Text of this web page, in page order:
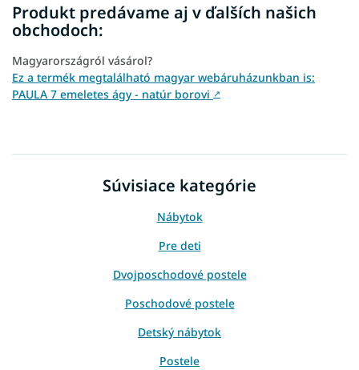
Produkt predávame aj v ďalších našich
obchodoch:
Magyarországról vásárol?
Ez a termék megtalálható magyar webáruházunkban is:
PAULA 7 emeletes ágy - natúr borovi ↗
Súvisiace kategórie
Nábytok
Pre deti
Dvojposchodové postele
Poschodové postele
Detský nábytok
Postele